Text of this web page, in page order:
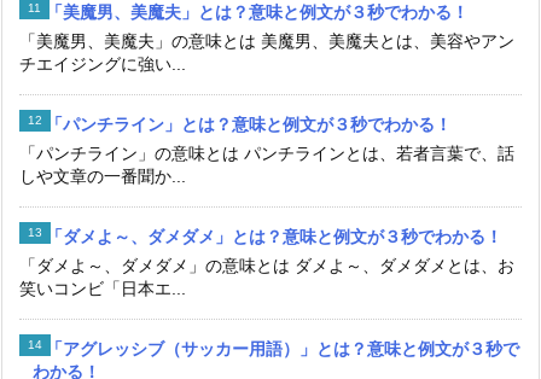
「美魔男、美魔夫」とは？意味と例文が３秒でわかる！
「美魔男、美魔夫」の意味とは 美魔男、美魔夫とは、美容やアン
チエイジングに強い...
「パンチライン」とは？意味と例文が３秒でわかる！
「パンチライン」の意味とは パンチラインとは、若者言葉で、話
しや文章の一番聞か...
「ダメよ～、ダメダメ」とは？意味と例文が３秒でわかる！
「ダメよ～、ダメダメ」の意味とは ダメよ～、ダメダメとは、お
笑いコンビ「日本エ...
「アグレッシブ（サッカー用語）」とは？意味と例文が３秒で
わかる！